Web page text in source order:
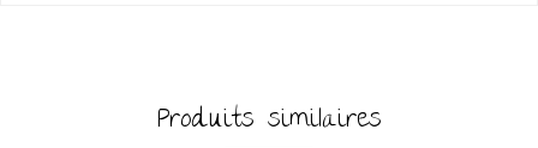
Produits similaires